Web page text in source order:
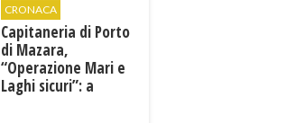
CRONACA
Capitaneria di Porto
di Mazara,
“Operazione Mari e
Laghi sicuri”: a